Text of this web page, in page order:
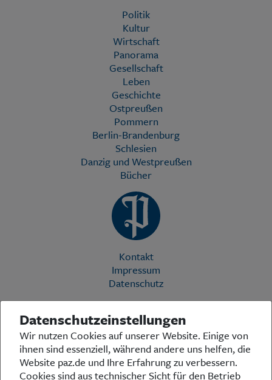
Politik
Kultur
Wirtschaft
Panorama
Gesellschaft
Leben
Geschichte
Ostpreußen
Pommern
Berlin-Brandenburg
Schlesien
Danzig und Westpreußen
Bücher
Kontakt
Impressum
Datenschutz
Die Preußische Allgemeine Zeitung (PAZ) ist eine einzigartige Stimme
in der deutschen Medienlandschaft. Woche für Woche berichtet sie
über das aktuelle Zeitgeschehen in Politik, Kultur und Wirtschaft und
bezieht zu den grundlegenden Entwicklungen unserer Gesellschaft
Stellung. In ihrer Arbeit fühlt sich die Redaktion dem traditionellen
Datenschutzeinstellungen
Wir nutzen Cookies auf unserer Website. Einige von
ihnen sind essenziell, während andere uns helfen, die
Website paz.de und Ihre Erfahrung zu verbessern.
Cookies sind aus technischer Sicht für den Betrieb